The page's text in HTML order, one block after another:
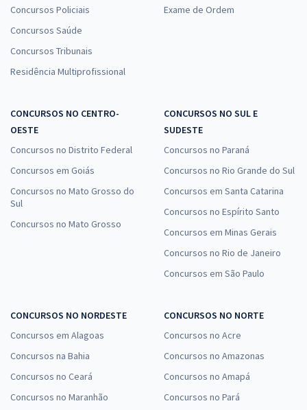
Concursos Policiais
Concursos Saúde
Concursos Tribunais
Residência Multiprofissional
Exame de Ordem
CONCURSOS NO CENTRO-
OESTE
Concursos no Distrito Federal
Concursos em Goiás
Concursos no Mato Grosso do
Sul
Concursos no Mato Grosso
CONCURSOS NO SUL E
SUDESTE
Concursos no Paraná
Concursos no Rio Grande do Sul
Concursos em Santa Catarina
Concursos no Espírito Santo
Concursos em Minas Gerais
Concursos no Rio de Janeiro
Concursos em São Paulo
CONCURSOS NO NORDESTE
Concursos em Alagoas
Concursos na Bahia
Concursos no Ceará
Concursos no Maranhão
CONCURSOS NO NORTE
Concursos no Acre
Concursos no Amazonas
Concursos no Amapá
Concursos no Pará